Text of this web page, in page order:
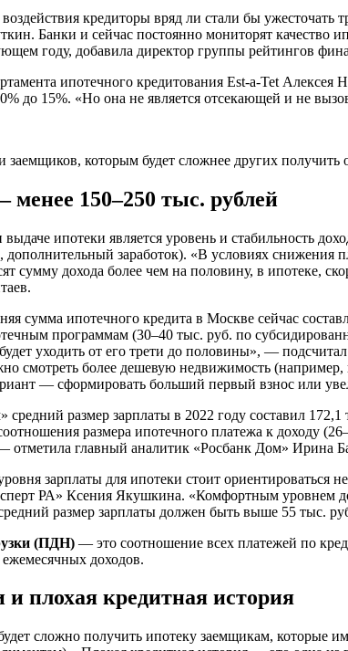
воздействия кредиторы вряд ли стали бы
Банки и сейчас постоянно мониторят качество
году, добавила директор группы рейтингов
ипотечного кредитования Est-a-Tet Алексея
до 15%. «Но она не является отсекающей и не
заемщиков, которым будет сложнее других получить
150–250 тыс. рублей
ипотеки является уровень и стабильность
дополнительный заработок). «В условиях
сумму дохода более чем на половину, в ипотеке,
сумма ипотечного кредита в Москве сейчас
программам (30–40 тыс. руб. по
уходить от его трети до половины», —
смотреть более дешевую недвижимость
— сформировать больший первый взнос или
размер зарплаты в 2022 году составил
размера ипотечного платежа к доходу
отметила главный аналитик «Росбанк Дом» Ирина
зарплаты для ипотеки стоит ориентироваться
РА» Ксения Якушкина. «Комфортным уровнем
размер зарплаты должен быть выше 55 тыс.
(ПДН) — это соотношение всех платежей по
доходов.
и плохая кредитная история
сложно получить ипотеку заемщикам,